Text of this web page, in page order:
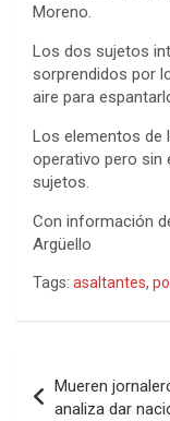
Moreno.
Los dos sujetos
sorprendidos por
aire para
Los elementos de
operativo pero sin
sujetos.
Con información
Argüello
Tags: asaltantes,
de
Mueren
analiza dar